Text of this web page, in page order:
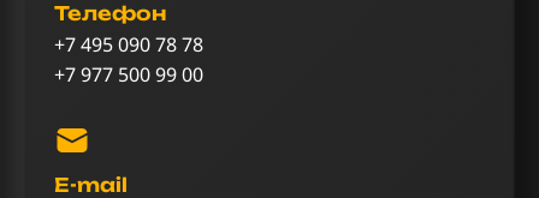
Телефон
+7 495 090 78 78
+7 977 500 99 00
E-mail